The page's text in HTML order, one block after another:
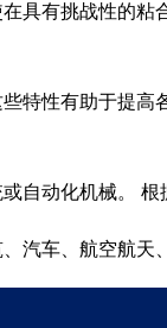
有挑战性的粘
特性有助于提高
自动化机械。
汽车、航空航天